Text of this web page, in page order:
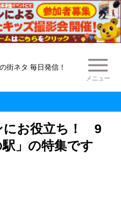
街ネタ 毎日発信！
メニュー
にお役立ち！ 9
」の特集です